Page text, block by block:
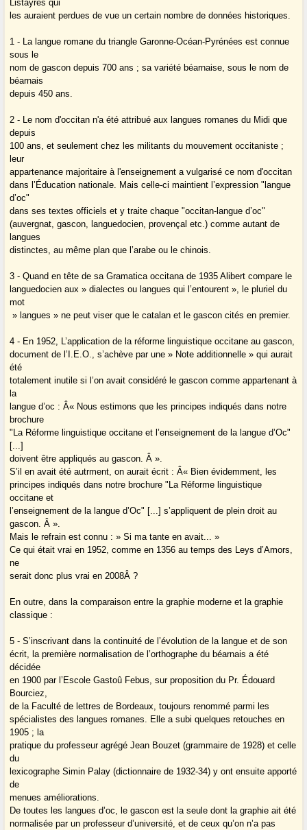
Listayrës qui
les auraient perdues de vue un certain nombre de données historiques.
1 - La langue romane du triangle Garonne-Océan-Pyrénées est connue
sous le
nom de gascon depuis 700 ans ; sa variété béarnaise, sous le nom de
béarnais
depuis 450 ans.
2 - Le nom d'occitan n'a été attribué aux langues romanes du Midi que
depuis
100 ans, et seulement chez les militants du mouvement occitaniste ;
leur
appartenance majoritaire à l'enseignement a vulgarisé ce nom d'occitan
dans l’Éducation nationale. Mais celle-ci maintient l’expression "langue
d’oc"
dans ses textes officiels et y traite chaque "occitan-langue d’oc"
(auvergnat, gascon, languedocien, provençal etc.) comme autant de
langues
distinctes, au même plan que l’arabe ou le chinois.
3 - Quand en tête de sa Gramatica occitana de 1935 Alibert compare le
languedocien aux » dialectes ou langues qui l’entourent », le pluriel du
mot
» langues » ne peut viser que le catalan et le gascon cités en premier.
4 - En 1952, L’application de la réforme linguistique occitane au gascon,
document de l’I.E.O., s’achève par une » Note additionnelle » qui aurait
été
totalement inutile si l’on avait considéré le gascon comme appartenant à
la
langue d’oc : Â« Nous estimons que les principes indiqués dans notre
brochure
"La Réforme linguistique occitane et l’enseignement de la langue d’Oc"
[...]
doivent être appliqués au gascon. Â ».
S’il en avait été autrment, on aurait écrit : Â« Bien évidemment, les
principes indiqués dans notre brochure "La Réforme linguistique
occitane et
l’enseignement de la langue d’Oc" [...] s’appliquent de plein droit au
gascon. Â ».
Mais le refrain est connu : » Si ma tante en avait... »
Ce qui était vrai en 1952, comme en 1356 au temps des Leys d’Amors,
ne
serait donc plus vrai en 2008Â ?
En outre, dans la comparaison entre la graphie moderne et la graphie
classique :
5 - S’inscrivant dans la continuité de l’évolution de la langue et de son
écrit, la première normalisation de l’orthographe du béarnais a été
décidée
en 1900 par l’Escole Gastoû Febus, sur proposition du Pr. Édouard
Bourciez,
de la Faculté de lettres de Bordeaux, toujours renommé parmi les
spécialistes des langues romanes. Elle a subi quelques retouches en
1905 ; la
pratique du professeur agrégé Jean Bouzet (grammaire de 1928) et celle
du
lexicographe Simin Palay (dictionnaire de 1932-34) y ont ensuite apporté
de
menues améliorations.
De toutes les langues d’oc, le gascon est la seule dont la graphie ait été
normalisée par un professeur d’université, et de ceux qu’on n’a pas